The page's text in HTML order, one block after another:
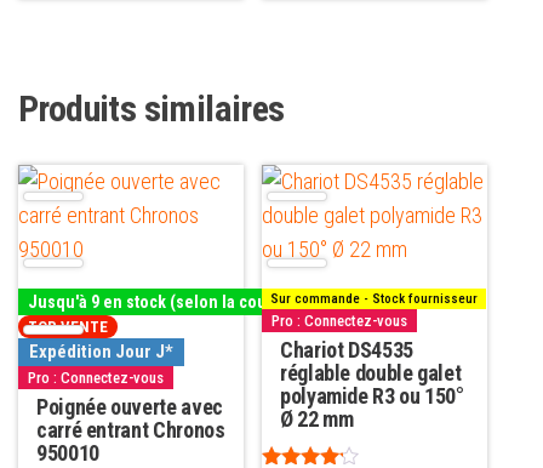
Produits similaires
Jusqu'à 9 en stock (selon la couleur)
TOP VENTE
Expédition Jour J*
Pro : Connectez-vous
Poignée ouverte avec
carré entrant Chronos
950010
Ce
produit
a
variations.
Les
options
peuvent
être
Sur commande - Stock fournisseur
Pro : Connectez-vous
Chariot DS4535
réglable double galet
polyamide R3 ou 150°
Ø 22 mm